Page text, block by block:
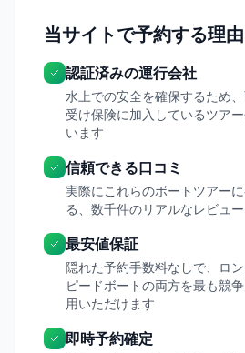
当サイトで予約する理由
認証済みの運行会社
水上での安全を確保するため
受け保険に加入しているツア
います
信頼できる口コミ
実際にこれらのボートツアー
る、数千件のリアルなレビュ
最安値保証
隠れた予約手数料なしで、ロ
ピードボートの両方を最も競
用いただけます
即時予約確定